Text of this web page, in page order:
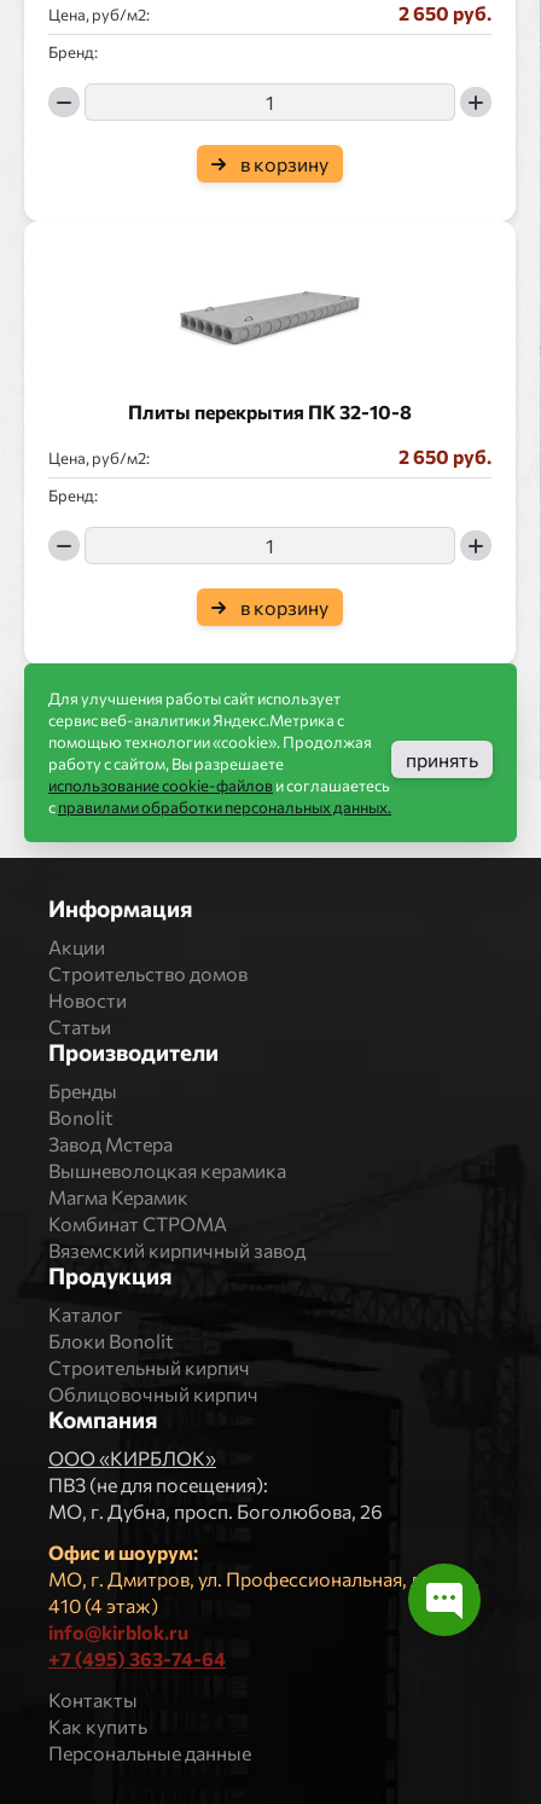
Цена, руб/ : 2 650 руб.
Бренд:
в корзину
Плиты перекрытия ПК 32-10-8
Цена, руб/ : 2 650 руб.
Бренд:
в корзину
Информация
Акции
Строительство домов
Новости
Статьи
Производители
Бренды
Bonolit
Завод Мстера
Вышневолоцкая керамика
Магма Керамик
Комбинат СТРОМА
Вяземский кирпичный завод
Продукция
Каталог
Блоки Bonolit
Строительный кирпич
Облицовочный кирпич
Компания
ООО «КИРБЛОК»
ПВЗ (не для посещения):
МO, г. Дубна, просп. Боголюбова, 26
Офис и шоурум:
МО, г. Дмитров, ул. Профессиональная, д.4, оф.
410 (4 этаж)
info@kirblok.ru
+7 (495) 363-74-64
Контакты
Как купить
Персональные данные
Для улучшения работы сайт использует
сервис веб-аналитики Яндекс.Метрика с
помощью технологии «cookie». Продолжая
работу с сайтом, Вы разрешаете
использование cookie-файлови соглашаетесь
справилами обработки персональных данных.
принять